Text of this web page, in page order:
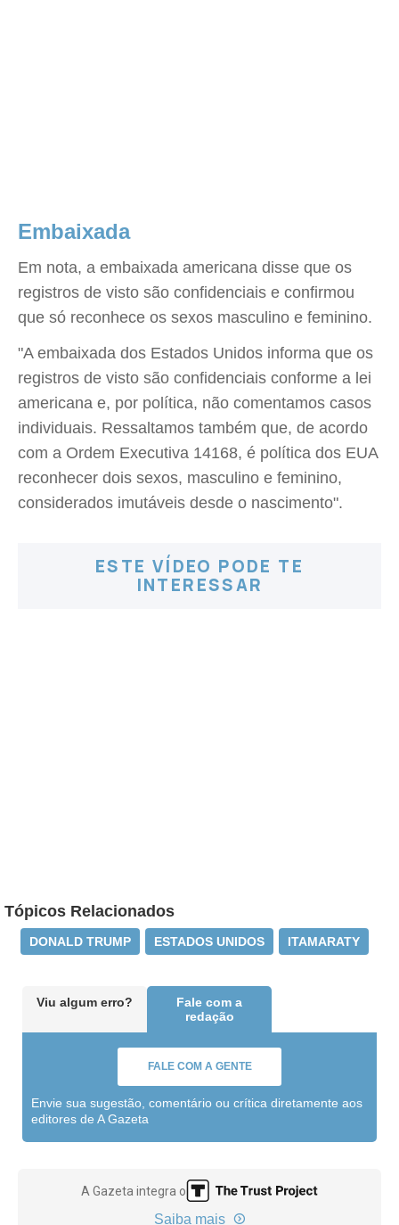
Embaixada
Em nota, a embaixada americana disse que os
registros de visto são confidenciais e confirmou
que só reconhece os sexos masculino e feminino.
"A embaixada dos Estados Unidos informa que os
registros de visto são confidenciais conforme a lei
americana e, por política, não comentamos casos
individuais. Ressaltamos também que, de acordo
com a Ordem Executiva 14168, é política dos EUA
reconhecer dois sexos, masculino e feminino,
considerados imutáveis desde o nascimento".
ESTE VÍDEO PODE TE
INTERESSAR
Tópicos Relacionados
DONALD TRUMP ESTADOS UNIDOS ITAMARATY
Viu algum erro?
Fale com a
redação
FALE COM A GENTE
Envie sua sugestão, comentário ou crítica diretamente aos
editores de A Gazeta
A Gazeta integra o
Saiba mais